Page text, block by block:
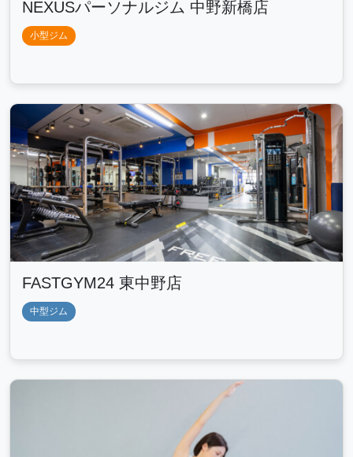
NEXUSパーソナルジム 中野新橋店
小型ジム
FASTGYM24 東中野店
中型ジム